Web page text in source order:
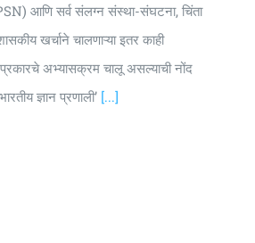
आणि सर्व संलग्न संस्था-संघटना, चिंता
खर्चाने चालणाऱ्या इतर काही
प्रकारचे अभ्यासक्रम चालू असल्याची नोंद
ज्ञान प्रणाली’ [...]